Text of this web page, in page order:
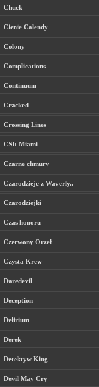
Chuck
Cienie Calendy
Colony
Complications
Continuum
Cracked
Crossing Lines
CSI: Miami
Czarne chmury
Czarodzieje z Waverly..
Czarodziejki
Czas honoru
Czerwony Orzeł
Czysta Krew
Daredevil
Deception
Delirium
Derek
Detektyw King
Devil May Cry